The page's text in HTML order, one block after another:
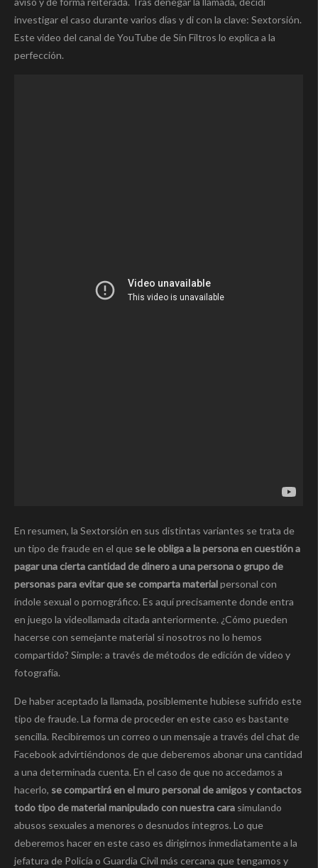
investigar el caso durante varios días y di con la clave: Sextorsión.
Este video del canal de YouTube de Sin Filtros lo explica a la
perfección.
En resumen, la Sextorsión en sus distintas variantes se trata de
un tipo de fraude en el que se le obliga a la persona en cuestión a
pagar una cierta cantidad de dinero a una persona o grupo de
personas para evitar que se comparta materialpersonal con
índole sexual o pornográfico. Es aquí precisamente donde entra
en juego la videollamada citada anteriormente. ¿Cómo pueden
hacerse con semejante material si nosotros no lo hemos
compartido? Simple: a través de métodos de edición de video y
fotografía.
De haber aceptado la llamada, posiblemente hubiese sufrido este
tipo de fraude. La forma de proceder en este caso es bastante
sencilla. Recibiremos un correo o un mensaje a través del chat de
Facebook advirtiéndonos de que deberemos abonar una cantidad
a una determinada cuenta. En el caso de que no accedamos a
hacerlo, se compartirá en el muro personal de amigos y contactos
todo tipo de material manipulado con nuestra cara simulando
abusos sexuales a menores o desnudos íntegros. Lo que
deberemos hacer en este caso es dirigirnos inmediatamente a la
jefatura de Policía o Guardia Civil más cercana que tengamos y